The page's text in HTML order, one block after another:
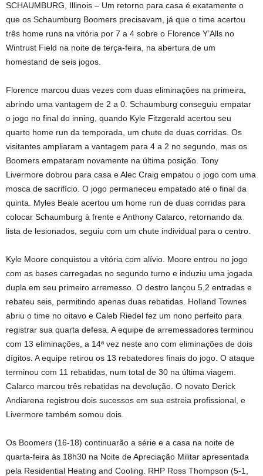
SCHAUMBURG, Illinois – Um retorno para casa é exatamente o
que os Schaumburg Boomers precisavam, já que o time acertou
três home runs na vitória por 7 a 4 sobre o Florence Y’Alls no
Wintrust Field na noite de terça-feira, na abertura de um
homestand de seis jogos.
Florence marcou duas vezes com duas eliminações na primeira,
abrindo uma vantagem de 2 a 0. Schaumburg conseguiu empatar
o jogo no final do inning, quando Kyle Fitzgerald acertou seu
quarto home run da temporada, um chute de duas corridas. Os
visitantes ampliaram a vantagem para 4 a 2 no segundo, mas os
Boomers empataram novamente na última posição. Tony
Livermore dobrou para casa e Alec Craig empatou o jogo com uma
mosca de sacrifício. O jogo permaneceu empatado até o final da
quinta. Myles Beale acertou um home run de duas corridas para
colocar Schaumburg à frente e Anthony Calarco, retornando da
lista de lesionados, seguiu com um chute individual para o centro.
Kyle Moore conquistou a vitória com alívio. Moore entrou no jogo
com as bases carregadas no segundo turno e induziu uma jogada
dupla em seu primeiro arremesso. O destro lançou 5,2 entradas e
rebateu seis, permitindo apenas duas rebatidas. Holland Townes
abriu o time no oitavo e Caleb Riedel fez um nono perfeito para
registrar sua quarta defesa. A equipe de arremessadores terminou
com 13 eliminações, a 14ª vez neste ano com eliminações de dois
dígitos. A equipe retirou os 13 rebatedores finais do jogo. O ataque
terminou com 11 rebatidas, num total de 30 na última viagem.
Calarco marcou três rebatidas na devolução. O novato Derick
Andiarena registrou dois sucessos em sua estreia profissional, e
Livermore também somou dois.
Os Boomers (16-18) continuarão a série e a casa na noite de
quarta-feira às 18h30 na Noite de Apreciação Militar apresentada
pela Residential Heating and Cooling. RHP Ross Thompson (5-1,